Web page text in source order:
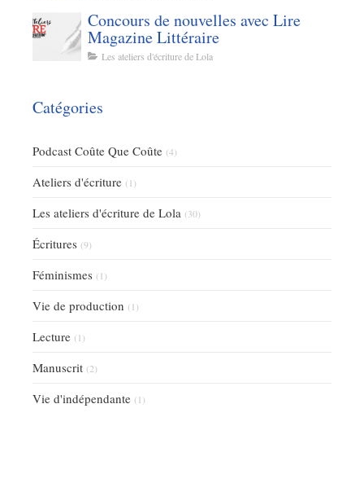
Concours de nouvelles avec Lire
Magazine Littéraire
Les ateliers d'écriture de Lola
Catégories
Podcast Coûte Que Coûte (4)
Ateliers d'écriture (1)
Les ateliers d'écriture de Lola (30)
Écritures (9)
Féminismes (1)
Vie de production (1)
Lecture (1)
Manuscrit (2)
Vie d'indépendante (1)